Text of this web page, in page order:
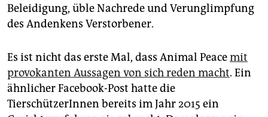
Beleidigung, üble Nachrede und Verunglimpfung
des Andenkens Verstorbener.
Es ist nicht das erste Mal, dass Animal Peacemit
provokanten Aussagen von sich reden macht. Ein
ähnlicher Facebook-Post hatte die
TierschützerInnen bereits im Jahr 2015 ein